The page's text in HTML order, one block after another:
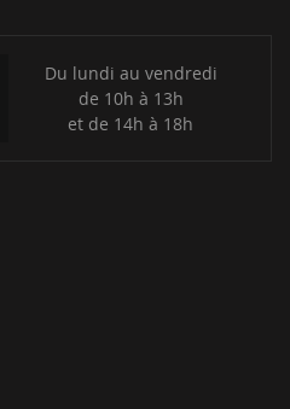
Du lundi au vendredi
de 10h à 13h
et de 14h à 18h